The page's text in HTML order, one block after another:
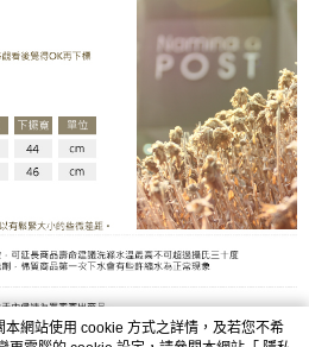
網站使用 cookie 方式之詳情，及若您不希